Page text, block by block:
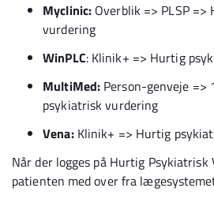
Myclinic: Overblik => PLSP
vurdering
WinPLC: Klinik+ => Hurtig
MultiMed: Person-genveje =>
psykiatrisk vurdering
Vena:Klinik+ => Hurtig
Når der logges på Hurtig Psykiatrisk
patienten med over fra